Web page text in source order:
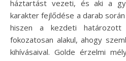
háztartást vezeti, és aki a
karakter fejlődése a darab
hiszen a kezdeti határozott
fokozatosan alakul, ahogy
kihívásaival. Golde érzelmi